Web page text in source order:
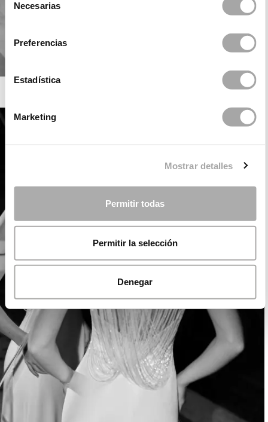
Necesarias
Preferencias
Estadística
Marketing
Mostrar detalles
Permitir todas
Permitir la selección
Denegar